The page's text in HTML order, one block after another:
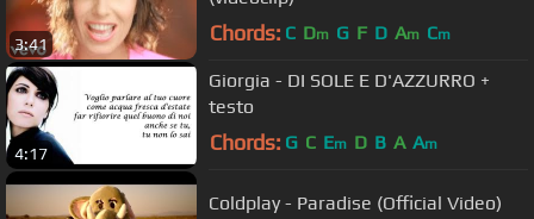
3:41 Chords: C Dm G F D Am Cm
4:17
Giorgia - DI SOLE E D'AZZURRO +
testo
Chords: G C Em D B A Am
Coldplay - Paradise (Official Video)